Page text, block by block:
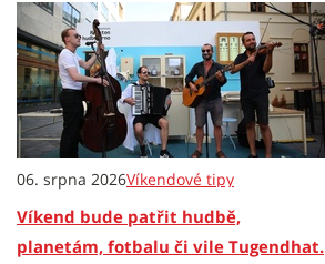
06. srpna 2026Víkendové tipy
Víkend bude patřit hudbě,
planetám, fotbalu či vile Tugendhat.